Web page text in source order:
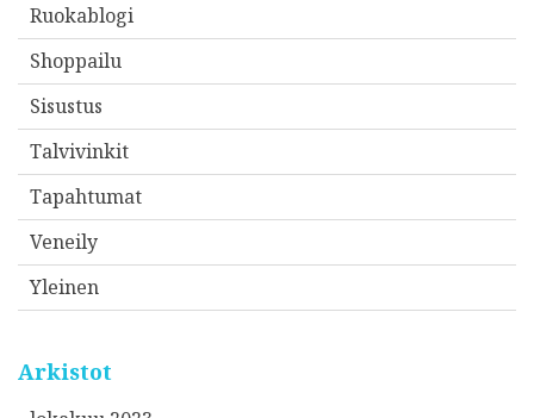
Ruokablogi
Shoppailu
Sisustus
Talvivinkit
Tapahtumat
Veneily
Yleinen
Arkistot